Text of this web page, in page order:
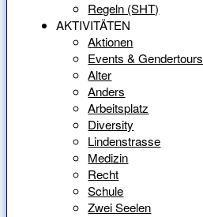
Regeln (SHT)
AKTIVITÄTEN
Aktionen
Events & Gendertours
Alter
Anders
Arbeitsplatz
Diversity
Lindenstrasse
Medizin
Recht
Schule
Zwei Seelen